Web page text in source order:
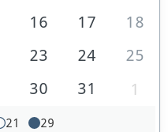
16 17
18
23 24
25
30 31 1
21 29